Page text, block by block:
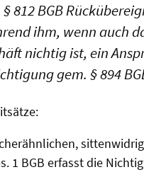
812 BGB
ihm, wenn auch
nichtig ist, ein
gem. § 894
1 BGB erfasst die